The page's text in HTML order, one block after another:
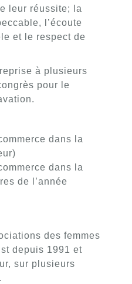
leur réussite; la
l’écoute
et le respect de
à plusieurs
pour le
dans la
dans la
de l’année
des femmes
depuis 1991 et
sur plusieurs